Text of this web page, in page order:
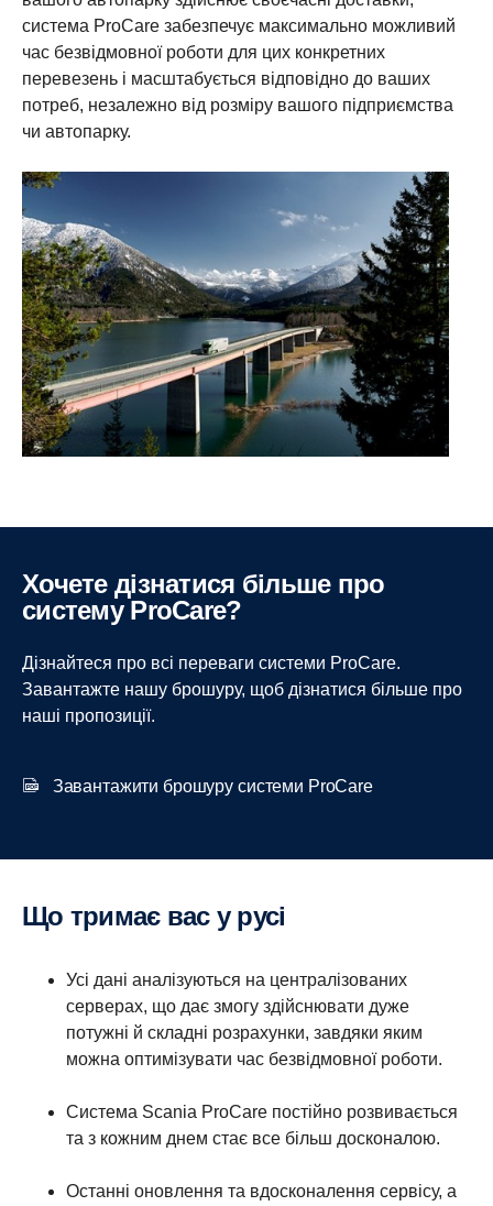
система ProCare забезпечує максимально можливий
час безвідмовної роботи для цих конкретних
перевезень і масштабується відповідно до ваших
потреб, незалежно від розміру вашого підприємства
чи автопарку.
Хочете дізнатися більше про
систему ProCare?
Дізнайтеся про всі переваги системи ProCare.
Завантажте нашу брошуру, щоб дізнатися більше про
наші пропозиції.
Завантажити брошуру системи ProCare
Що тримає вас у русі
Усі дані аналізуються на централізованих
серверах, що дає змогу здійснювати дуже
потужні й складні розрахунки, завдяки яким
можна оптимізувати час безвідмовної роботи.
Система Scania ProCare постійно розвивається
та з кожним днем стає все більш досконалою.
Останні оновлення та вдосконалення сервісу, а